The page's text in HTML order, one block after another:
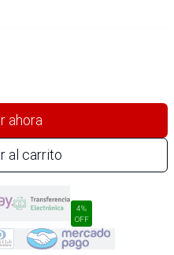
ahora
al carrito
4%
OFF